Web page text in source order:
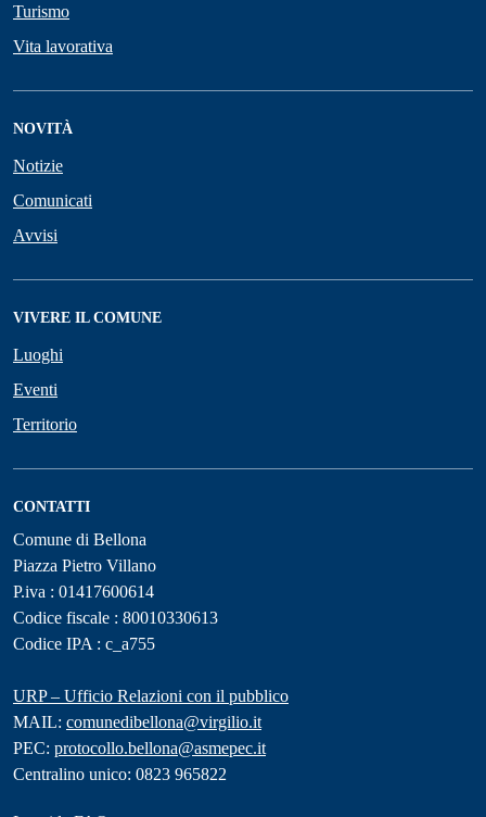
Turismo
Vita lavorativa
NOVITÀ
Notizie
Comunicati
Avvisi
VIVERE IL COMUNE
Luoghi
Eventi
Territorio
CONTATTI
Comune di Bellona
Piazza Pietro Villano
P.iva : 01417600614
Codice fiscale : 80010330613
Codice IPA : c_a755
URP – Ufficio Relazioni con il pubblico
MAIL: comunedibellona@virgilio.it
PEC: protocollo.bellona@asmepec.it
Centralino unico: 0823 965822